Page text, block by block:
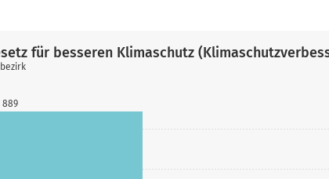
889
für besseren Klimaschutz